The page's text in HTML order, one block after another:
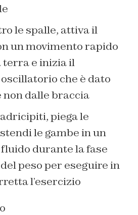
le spalle, attiva il
un movimento rapido
terra e inizia il
che è dato
non dalle braccia
piega le
le gambe in un
durante la fase
peso per eseguire in
l’esercizio